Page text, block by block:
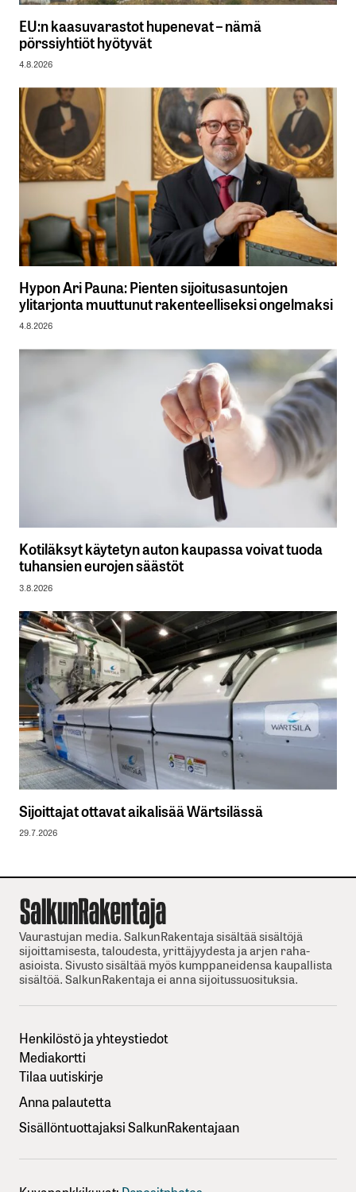
EU:n kaasuvarastot hupenevat – nämä
pörssiyhtiöt hyötyvät
4.8.2026
Hypon Ari Pauna: Pienten sijoitusasuntojen
ylitarjonta muuttunut rakenteelliseksi ongelmaksi
4.8.2026
Kotiläksyt käytetyn auton kaupassa voivat tuoda
tuhansien eurojen säästöt
3.8.2026
Sijoittajat ottavat aikalisää Wärtsilässä
29.7.2026
Vaurastujan media. SalkunRakentaja sisältää sisältöjä
sijoittamisesta, taloudesta, yrittäjyydesta ja arjen raha-
asioista. Sivusto sisältää myös kumppaneidensa kaupallista
sisältöä. SalkunRakentaja ei anna sijoitussuosituksia.
Henkilöstö ja yhteystiedot
Mediakortti
Tilaa uutiskirje
Anna palautetta
Sisällöntuottajaksi SalkunRakentajaan